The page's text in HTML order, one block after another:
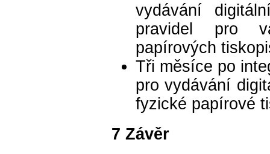
vydávání
pravidel pro
papírových
Tři měsíce po
pro vydávání
fyzické papírové
7 Závěr